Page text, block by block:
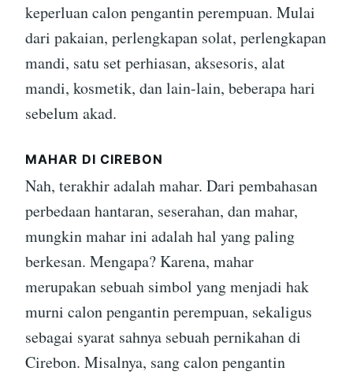
keperluan calon pengantin perempuan. Mulai
dari pakaian, perlengkapan solat, perlengkapan
mandi, satu set perhiasan, aksesoris, alat
mandi, kosmetik, dan lain-lain, beberapa hari
sebelum akad.
MAHAR DI CIREBON
Nah, terakhir adalah mahar. Dari pembahasan
perbedaan hantaran, seserahan, dan mahar,
mungkin mahar ini adalah hal yang paling
berkesan. Mengapa? Karena, mahar
merupakan sebuah simbol yang menjadi hak
murni calon pengantin perempuan, sekaligus
sebagai syarat sahnya sebuah pernikahan di
Cirebon. Misalnya, sang calon pengantin